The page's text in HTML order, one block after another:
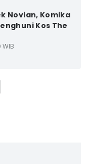
Novian, Komika
Kos The
WIB